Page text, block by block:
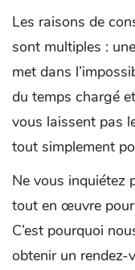
Les raisons de
sont multiples :
met dans
du temps chargé
vous laissent pas
tout simplement
Ne vous inquiétez
tout en œuvre pour
C’est pourquoi
obtenir un rendez-